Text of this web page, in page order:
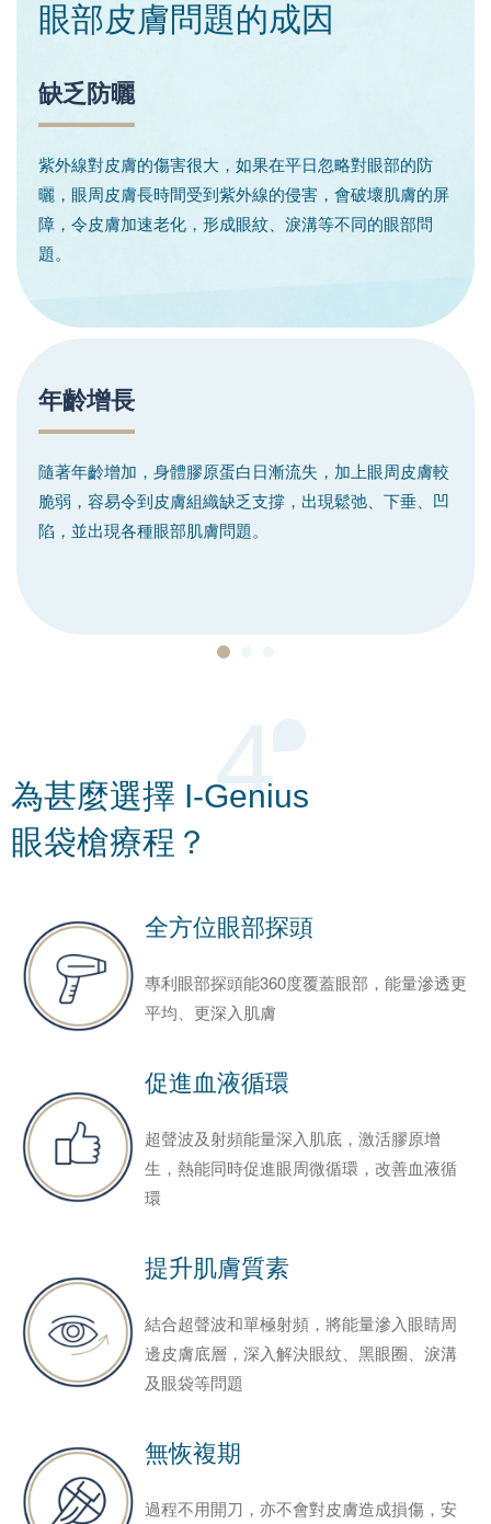
眼部皮膚問題的成因
缺乏防曬
紫外線對皮膚的傷害很大，如果在平日忽略對眼部的防
曬，眼周皮膚長時間受到紫外線的侵害，會破壞肌膚的屏
障，令皮膚加速老化，形成眼紋、淚溝等不同的眼部問
題。
年齡增長
隨著年齡增加，身體膠原蛋白日漸流失，加上眼周皮膚較
脆弱，容易令到皮膚組織缺乏支撐，出現鬆弛、下垂、凹
陷，並出現各種眼部肌膚問題。
4
為甚麼選擇 I-Genius
眼袋槍療程？
全方位眼部探頭
專利眼部探頭能360度覆蓋眼部，能量滲透更
平均、更深入肌膚
促進 血液循環
超聲波及射頻能量深入肌底，激活膠原增
生，熱能同時促進眼周微循環，改善血液循
環
提升肌膚質素
結合超聲波和單極射頻，將能量滲入眼睛周
邊皮膚底層，深入解決眼紋、黑眼圈、淚溝
及眼袋等問題
無恢複期
過程不用開刀，亦不會對皮膚造成損傷，安